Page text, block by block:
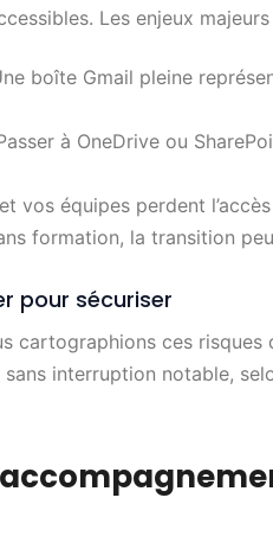
Les enjeux
boîte Gmail pleine
à OneDrive ou
vos équipes perdent
formation, la transition
pour sécuriser
cartographions ces
interruption notable,